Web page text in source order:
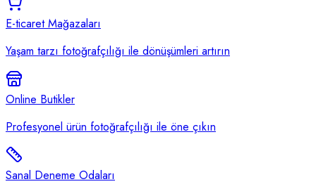
E-ticaret Mağazaları
Yaşam tarzı fotoğrafçılığı ile dönüşümleri artırın
Online Butikler
Profesyonel ürün fotoğrafçılığı ile öne çıkın
Sanal Deneme Odaları